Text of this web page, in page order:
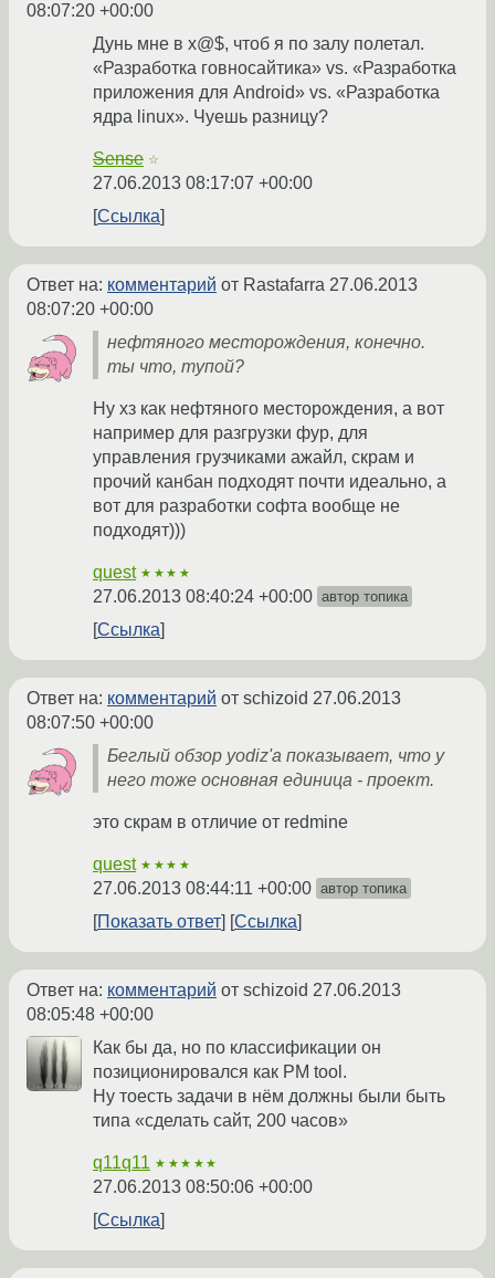
08:07:20 +00:00
Дунь мне в х@$, чтоб я по залу полетал.
«Разработка говносайтика» vs. «Разработка
приложения для Android» vs. «Разработка
ядра linux». Чуешь разницу?
Sense ☆
27.06.2013 08:17:07 +00:00
Ссылка
Ответ на: комментарий от Rastafarra 27.06.2013
08:07:20 +00:00
нефтяного месторождения, конечно.
ты что, тупой?
Ну хз как нефтяного месторождения, а вот
например для разгрузки фур, для
управления грузчиками ажайл, скрам и
прочий канбан подходят почти идеально, а
вот для разработки софта вообще не
подходят)))
quest ★★★★
27.06.2013 08:40:24 +00:00 автор топика
Ссылка
Ответ на: комментарий от schizoid 27.06.2013
08:07:50 +00:00
Беглый обзор yodiz'а показывает, что у
него тоже основная единица - проект.
это скрам в отличие от redmine
quest ★★★★
27.06.2013 08:44:11 +00:00 автор топика
Показать ответ Ссылка
Ответ на: комментарий от schizoid 27.06.2013
08:05:48 +00:00
Как бы да, но по классификации он
позиционировался как PM tool.
Ну тоесть задачи в нём должны были быть
типа «сделать сайт, 200 часов»
q11q11 ★★★★★
27.06.2013 08:50:06 +00:00
Ссылка